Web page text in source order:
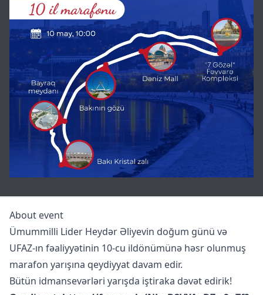
About event
Ümummilli Lider Heydər Əliyevin doğum günü və
UFAZ-ın fəaliyyətinin 10-cu ildönümünə həsr olunmuş
marafon yarışına qeydiyyat davam edir.
Bütün idmansevərləri yarışda iştiraka dəvət edirik!